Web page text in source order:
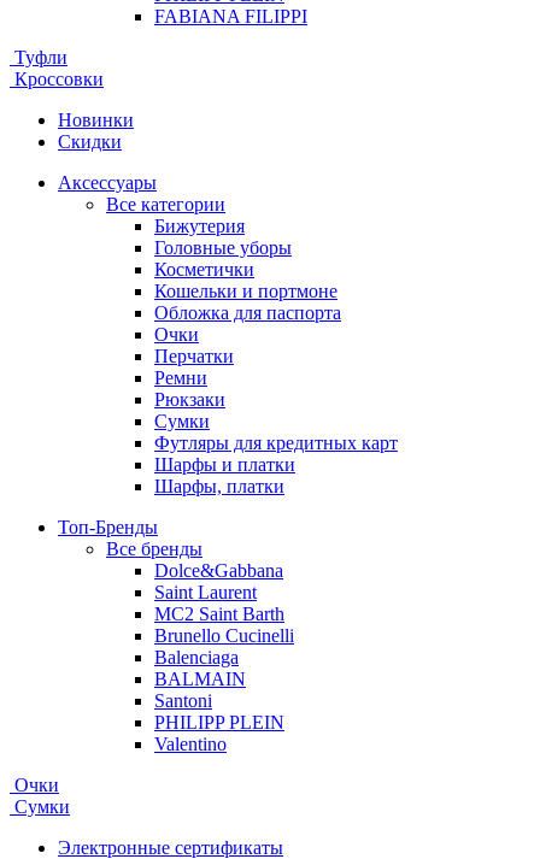
FABIANA FILIPPI
Туфли
Кроссовки
Новинки
Скидки
Аксессуары
Все категории
Бижутерия
Головные уборы
Косметички
Кошельки и портмоне
Обложка для паспорта
Очки
Перчатки
Ремни
Рюкзаки
Сумки
Футляры для кредитных карт
Шарфы и платки
Шарфы, платки
Топ-Бренды
Все бренды
Dolce&Gabbana
Saint Laurent
MC2 Saint Barth
Brunello Cucinelli
Balenciaga
BALMAIN
Santoni
PHILIPP PLEIN
Valentino
Очки
Сумки
Электронные сертификаты